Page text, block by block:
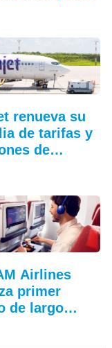
renueva su
de tarifas y
de
Airlines
primer
de largo